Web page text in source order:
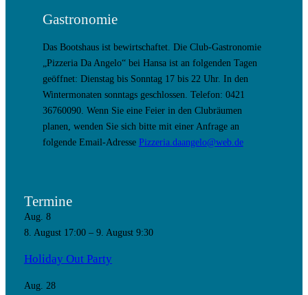
Gastronomie
Das Bootshaus ist bewirtschaftet. Die Club-Gastronomie
„Pizzeria Da Angelo“ bei Hansa ist an folgenden Tagen
geöffnet: Dienstag bis Sonntag 17 bis 22 Uhr. In den
Wintermonaten sonntags geschlossen. Telefon: 0421
36760090. Wenn Sie eine Feier in den Clubräumen
planen, wenden Sie sich bitte mit einer Anfrage an
folgende Email-Adresse Pizzeria.daangelo@web.de
Termine
Aug. 8
8. August 17:00– 9. August 9:30
Holiday Out Party
Aug. 28